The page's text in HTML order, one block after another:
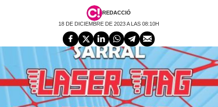
REDACCIÓ
18 DE DICIEMBRE DE 2023 A LAS 08:10H